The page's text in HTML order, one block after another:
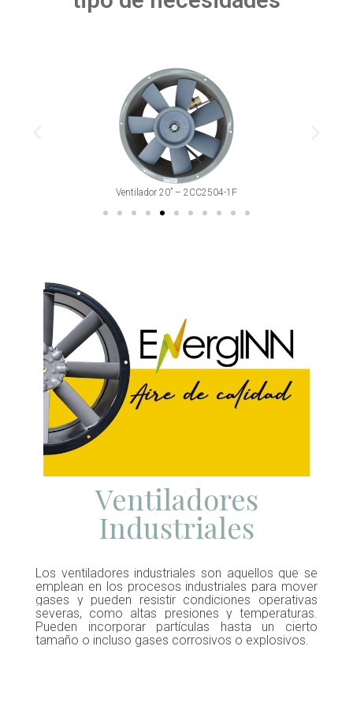
Ventilador 20” – 2CC2504-1F
Ventiladores
Industriales
Los ventiladores industriales son aquellos que se
emplean en los procesos industriales para mover
gases y pueden resistir condiciones operativas
severas, como altas presiones y temperaturas.
Pueden incorporar partículas hasta un cierto
tamaño o incluso gases corrosivos o explosivos.